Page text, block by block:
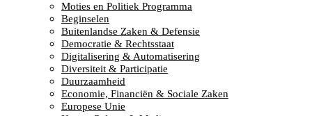
Moties en Politiek Programma
Beginselen
Buitenlandse Zaken & Defensie
Democratie & Rechtsstaat
Digitalisering & Automatisering
Diversiteit & Participatie
Duurzaamheid
Economie, Financiën & Sociale Zaken
Europese Unie